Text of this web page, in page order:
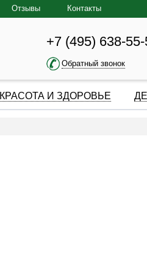
Отзывы Контакты
+7 (495) 638-
Обратный звонок
КРАСОТА И ЗДОРОВЬЕ